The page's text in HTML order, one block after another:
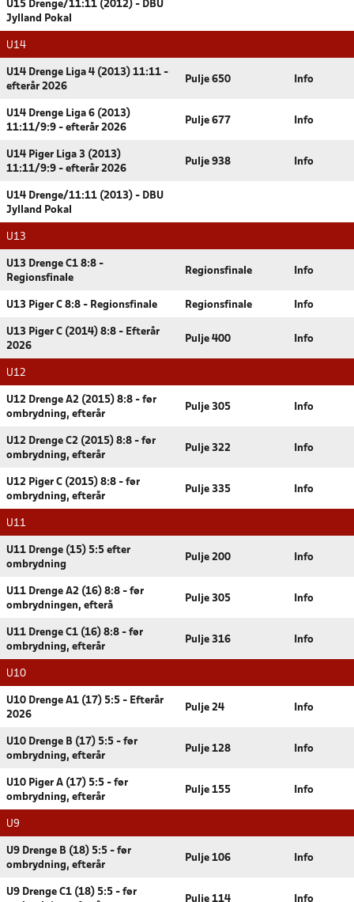
U15 Drenge/11:11 (2012) - DBU
Jylland Pokal
U14
U14 Drenge Liga 4 (2013) 11:11 -
efterår 2026
Pulje 650 Info
U14 Drenge Liga 6 (2013)
11:11/9:9 - efterår 2026
Pulje 677 Info
U14 Piger Liga 3 (2013)
11:11/9:9 - efterår 2026
Pulje 938 Info
U14 Drenge/11:11 (2013) - DBU
Jylland Pokal
U13
U13 Drenge C1 8:8 -
Regionsfinale
Regionsfinale Info
U13 Piger C 8:8 - Regionsfinale Regionsfinale Info
U13 Piger C (2014) 8:8 - Efterår
2026
Pulje 400 Info
U12
U12 Drenge A2 (2015) 8:8 - før
ombrydning, efterår
Pulje 305 Info
U12 Drenge C2 (2015) 8:8 - før
ombrydning, efterår
Pulje 322 Info
U12 Piger C (2015) 8:8 - før
ombrydning, efterår
Pulje 335 Info
U11
U11 Drenge (15) 5:5 efter
ombrydning
Pulje 200 Info
U11 Drenge A2 (16) 8:8 - før
ombrydningen, efterå
Pulje 305 Info
U11 Drenge C1 (16) 8:8 - før
ombrydning, efterår
Pulje 316 Info
U10
U10 Drenge A1 (17) 5:5 - Efterår
2026
Pulje 24 Info
U10 Drenge B (17) 5:5 - før
ombrydning, efterår
Pulje 128 Info
U10 Piger A (17) 5:5 - før
ombrydning, efterår
Pulje 155 Info
U9
U9 Drenge B (18) 5:5 - før
ombrydning, efterår
Pulje 106 Info
U9 Drenge C1 (18) 5:5 - før
Pulje 114 Info